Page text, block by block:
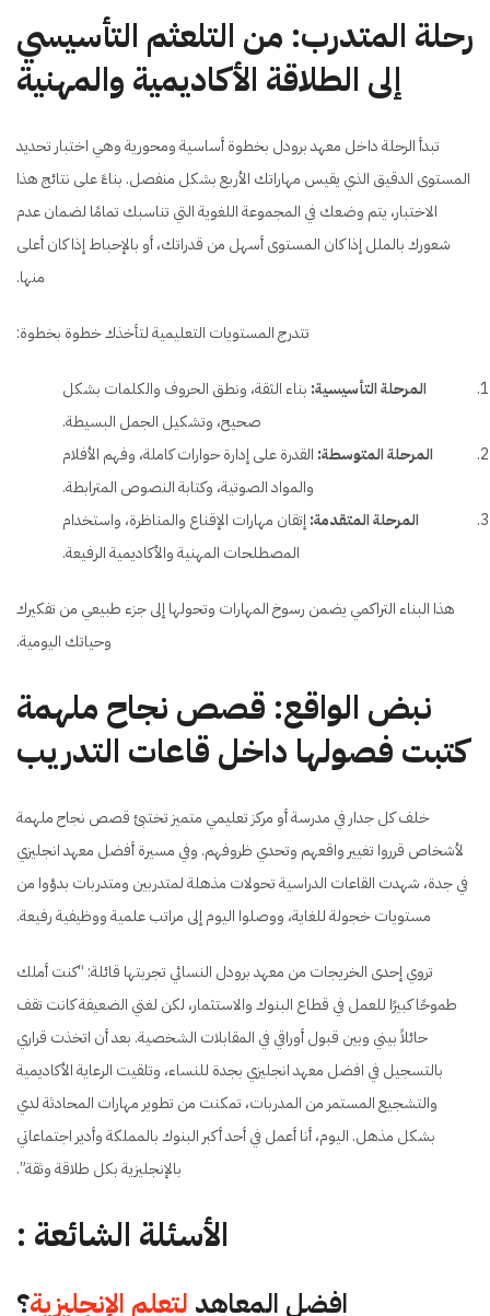
رحلة المتدرب: من التلعثم التأسيسي
إلى الطلاقة الأكاديمية والمهنية
تبدأ الرحلة داخل معهد برودل بخطوة أساسية ومحورية وهي اختبار تحديد
المستوى الدقيق الذي يقيس مهاراتك الأربع بشكل منفصل. بناءً على نتائج هذا
الاختبار، يتم وضعك في المجموعة اللغوية التي تناسبك تمامًا لضمان عدم
شعورك بالملل إذا كان المستوى أسهل من قدراتك، أو بالإحباط إذا كان أعلى
منها.
تتدرج المستويات التعليمية لتأخذك خطوة بخطوة:
المرحلة التأسيسية: بناء الثقة، ونطق الحروف والكلمات بشكل
صحيح، وتشكيل الجمل البسيطة.
المرحلة المتوسطة: القدرة على إدارة حوارات كاملة، وفهم الأفلام
والمواد الصوتية، وكتابة النصوص المترابطة.
المرحلة المتقدمة: إتقان مهارات الإقناع والمناظرة، واستخدام
المصطلحات المهنية والأكاديمية الرفيعة.
هذا البناء التراكمي يضمن رسوخ المهارات وتحولها إلى جزء طبيعي من تفكيرك
وحياتك اليومية.
نبض الواقع: قصص نجاح ملهمة
كتبت فصولها داخل قاعات التدريب
خلف كل جدار في مدرسة أو مركز تعليمي متميز تختبئ قصص نجاح ملهمة
لأشخاص قرروا تغيير واقعهم وتحدي ظروفهم. وفي مسيرة أفضل معهد انجليزي
في جدة، شهدت القاعات الدراسية تحولات مذهلة لمتدربين ومتدربات بدؤوا من
مستويات خجولة للغاية، ووصلوا اليوم إلى مراتب علمية ووظيفية رفيعة.
تروي إحدى الخريجات من معهد برودل النسائي تجربتها قائلة: “كنت أملك
طموحًا كبيرًا للعمل في قطاع البنوك والاستثمار، لكن لغتي الضعيفة كانت تقف
حائلاً بيني وبين قبول أوراقي في المقابلات الشخصية. بعد أن اتخذت قراري
بالتسجيل في افضل معهد انجليزي بجدة للنساء، وتلقيت الرعاية الأكاديمية
والتشجيع المستمر من المدربات، تمكنت من تطوير مهارات المحادثة لدي
بشكل مذهل. اليوم، أنا أعمل في أحد أكبر البنوك بالمملكة وأدير اجتماعاتي
بالإنجليزية بكل طلاقة وثقة”.
الأسئلة الشائعة :
افضل المعاهد لتعلم الإنجليزية؟